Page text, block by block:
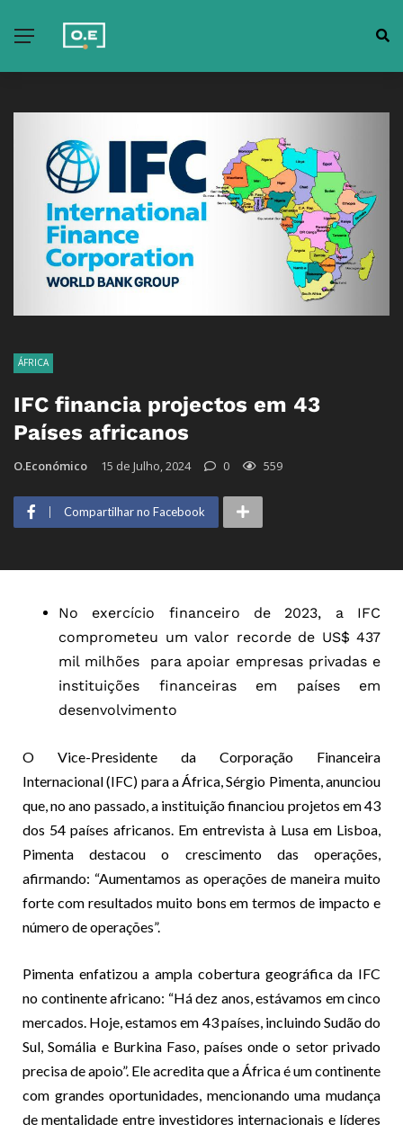
ÁFRICA
IFC financia projectos em 43
Países africanos
O.Económico 15 de Julho, 2024 0 559
Compartilhar no Facebook
No exercício financeiro de 2023, a IFC
comprometeu um valor recorde de US$ 437
mil milhões para apoiar empresas privadas e
instituições financeiras em países em
desenvolvimento
O Vice-Presidente da Corporação Financeira
Internacional (IFC) para a África, Sérgio Pimenta, anunciou
que, no ano passado, a instituição financiou projetos em 43
dos 54 países africanos. Em entrevista à Lusa em Lisboa,
Pimenta destacou o crescimento das operações,
afirmando: “Aumentamos as operações de maneira muito
forte com resultados muito bons em termos de impacto e
número de operações”.
Pimenta enfatizou a ampla cobertura geográfica da IFC
no continente africano: “Há dez anos, estávamos em cinco
mercados. Hoje, estamos em 43 países, incluindo Sudão do
Sul, Somália e Burkina Faso, países onde o setor privado
precisa de apoio”. Ele acredita que a África é um continente
com grandes oportunidades, mencionando uma mudança
de mentalidade entre investidores internacionais e líderes